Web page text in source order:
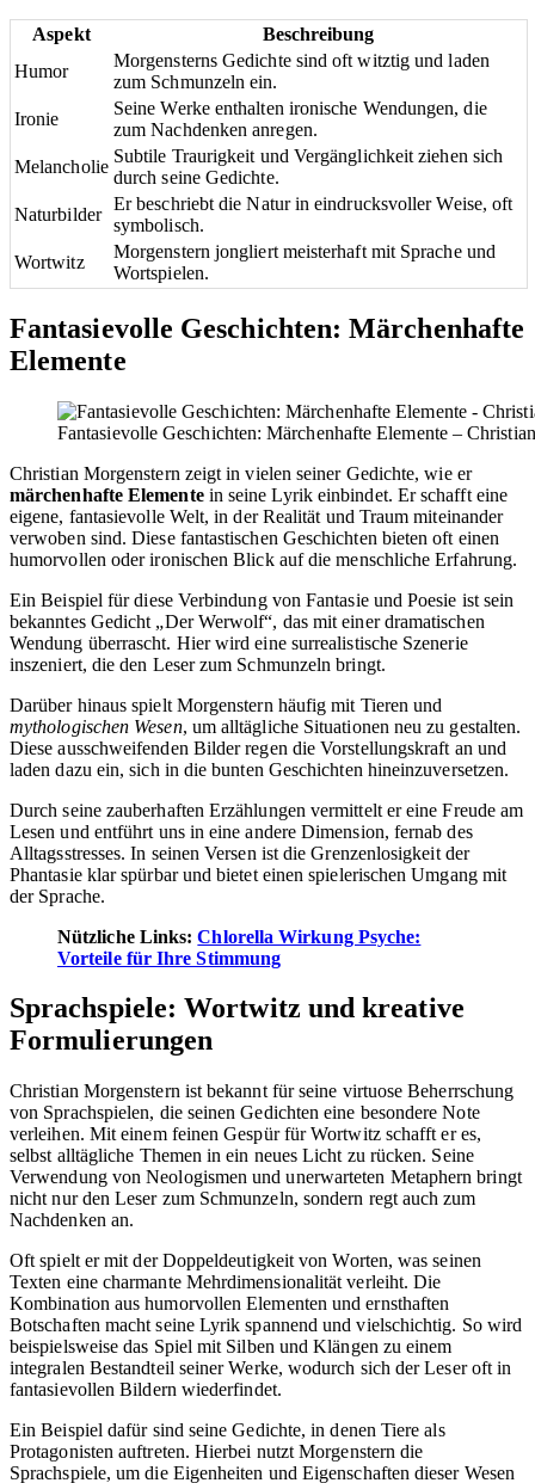
Aspekt
Beschreibung
Humor
Morgensterns Gedichte sind oft witztig und laden
zum Schmunzeln ein.
Ironie
Seine Werke enthalten ironische Wendungen, die
zum Nachdenken anregen.
Melancholie
Subtile Traurigkeit und Vergänglichkeit ziehen sich
durch seine Gedichte.
Naturbilder
Er beschriebt die Natur in eindrucksvoller Weise, oft
symbolisch.
Wortwitz
Morgenstern jongliert meisterhaft mit Sprache und
Wortspielen.
Fantasievolle Geschichten: Märchenhafte
Elemente
Fantasievolle Geschichten: Märchenhafte Elemente –
Christian Morgenstern zeigt in vielen seiner Gedichte, wie er
märchenhafte Elementein seine Lyrik einbindet. Er schafft eine
eigene, fantasievolle Welt, in der Realität und Traum miteinander
verwoben sind. Diese fantastischen Geschichten bieten oft einen
humorvollen oder ironischen Blick auf die menschliche Erfahrung.
Ein Beispiel für diese Verbindung von Fantasie und Poesie ist sein
bekanntes Gedicht „Der Werwolf“, das mit einer dramatischen
Wendung überrascht. Hier wird eine surrealistische Szenerie
inszeniert, die den Leser zum Schmunzeln bringt.
Darüber hinaus spielt Morgenstern häufig mit Tieren und
mythologischen Wesen, um alltägliche Situationen neu zu gestalten.
Diese ausschweifenden Bilder regen die Vorstellungskraft an und
laden dazu ein, sich in die bunten Geschichten hineinzuversetzen.
Durch seine zauberhaften Erzählungen vermittelt er eine Freude am
Lesen und entführt uns in eine andere Dimension, fernab des
Alltagsstresses. In seinen Versen ist die Grenzenlosigkeit der
Phantasie klar spürbar und bietet einen spielerischen Umgang mit
der Sprache.
Nützliche Links:Chlorella Wirkung Psyche:
Vorteile für Ihre Stimmung
Sprachspiele: Wortwitz und kreative
Formulierungen
Christian Morgenstern ist bekannt für seine virtuose Beherrschung
von Sprachspielen, die seinen Gedichten eine besondere Note
verleihen. Mit einem feinen Gespür für Wortwitz schafft er es,
selbst alltägliche Themen in ein neues Licht zu rücken. Seine
Verwendung von Neologismen und unerwarteten Metaphern bringt
nicht nur den Leser zum Schmunzeln, sondern regt auch zum
Nachdenken an.
Oft spielt er mit der Doppeldeutigkeit von Worten, was seinen
Texten eine charmante Mehrdimensionalität verleiht. Die
Kombination aus humorvollen Elementen und ernsthaften
Botschaften macht seine Lyrik spannend und vielschichtig. So wird
beispielsweise das Spiel mit Silben und Klängen zu einem
integralen Bestandteil seiner Werke, wodurch sich der Leser oft in
fantasievollen Bildern wiederfindet.
Ein Beispiel dafür sind seine Gedichte, in denen Tiere als
Protagonisten auftreten. Hierbei nutzt Morgenstern die
Sprachspiele, um die Eigenheiten und Eigenschaften dieser Wesen